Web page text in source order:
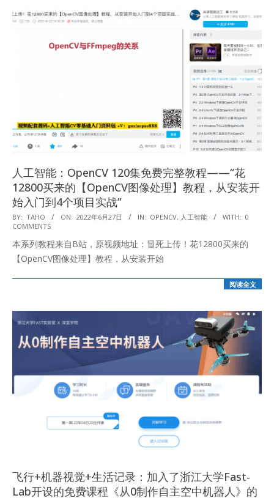
人工智能：OpenCV 120集免费完整教程——“花
12800买来的【OpenCV图像处理】教程，从安装开
始入门到4个项目实战”
2022-
06-
27
BY: TAHO ON: 2022年6月27日 IN: OPENCV, 人工智能 WITH: 0
COMMENTS
本系列教程来自B站，原视频地址：冒死上传！花12800买来的
【OpenCV图像处理】教程，从安装开始
阅读全文
飞行+机器视觉+生活记录：加入了浙江大学Fast-
Lab开设的免费课程《从0制作自主空中机器人》的